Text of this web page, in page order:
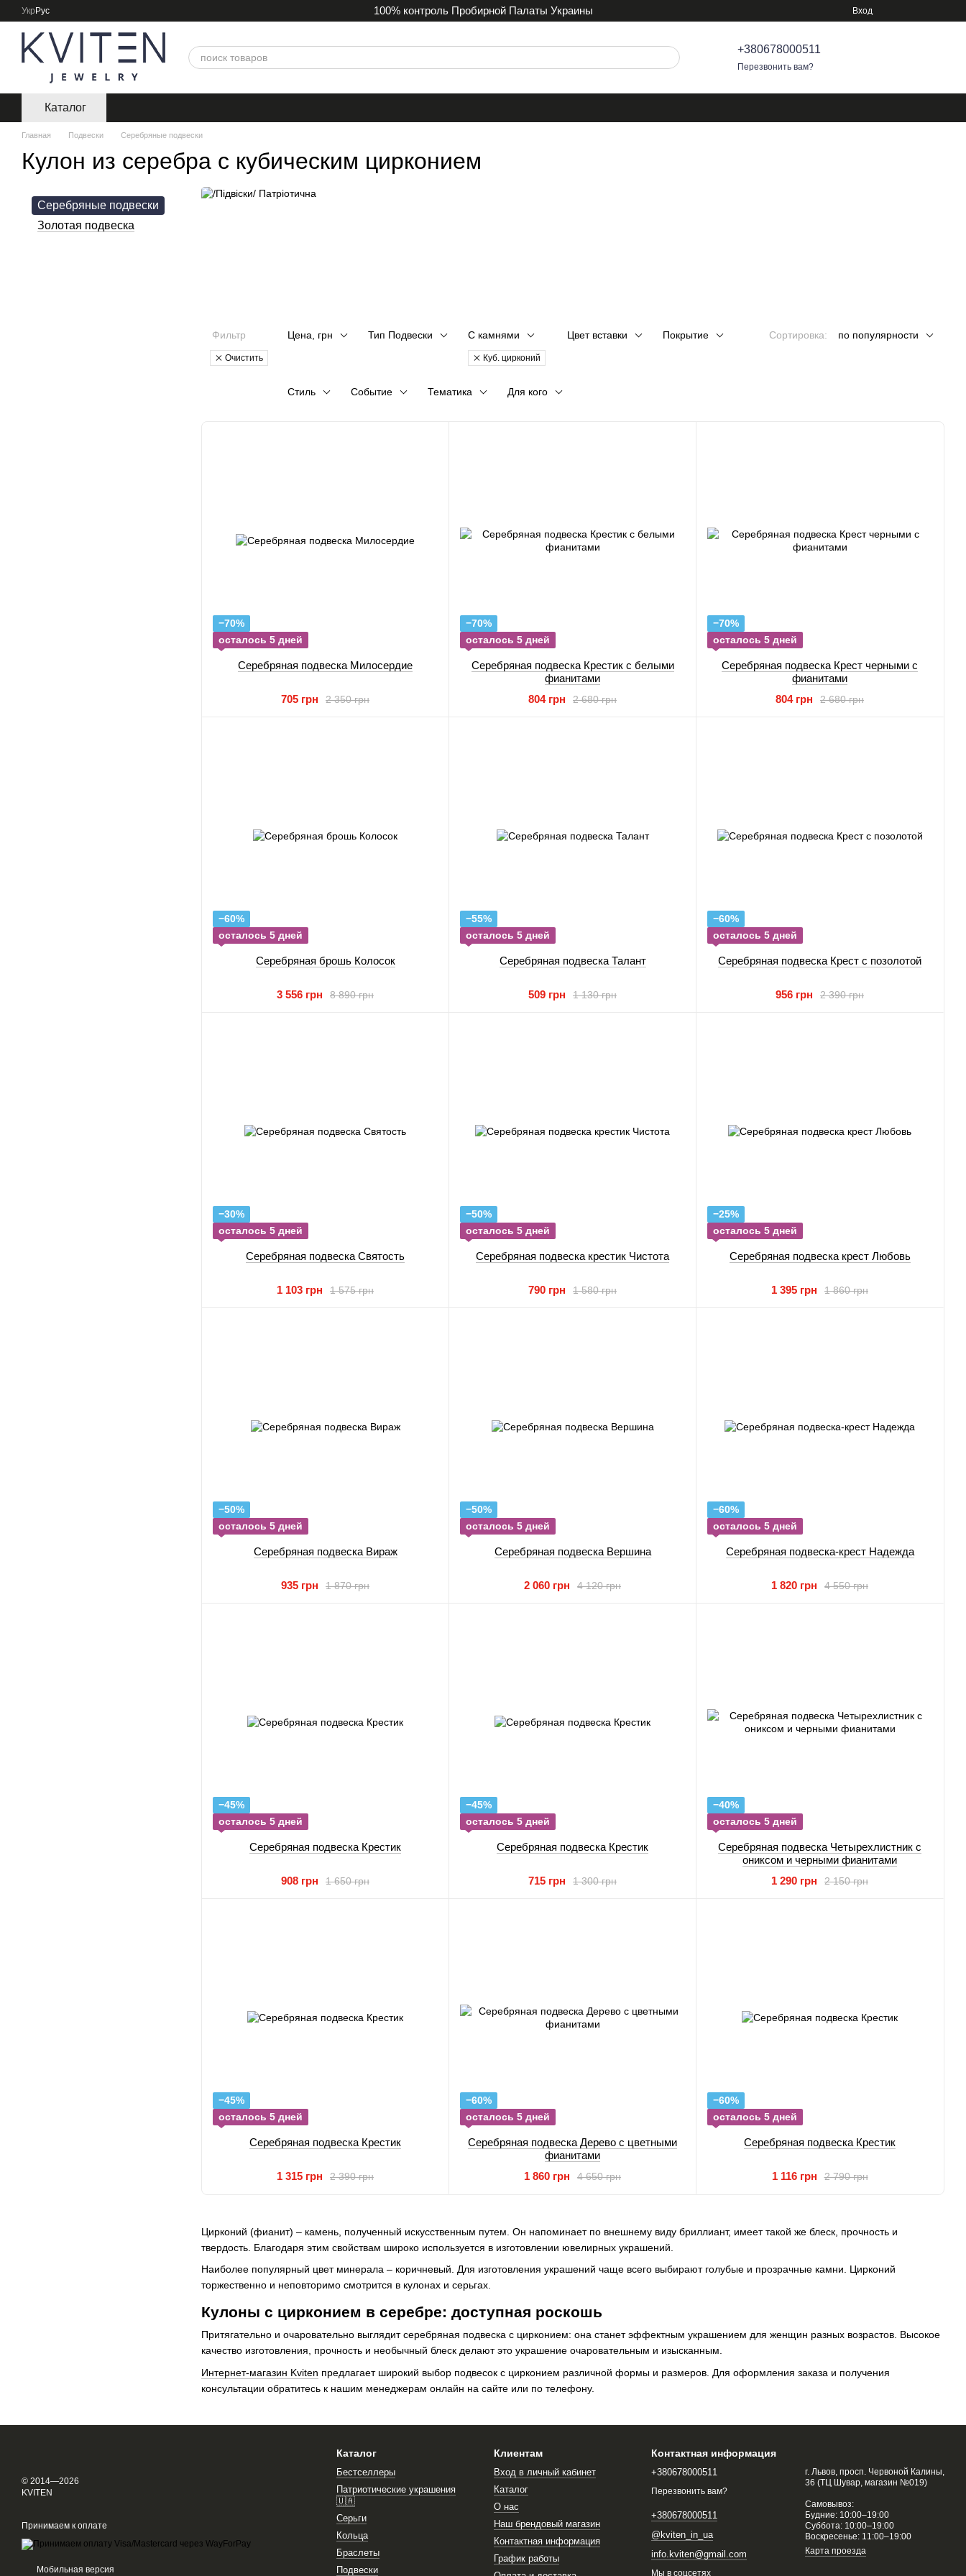
Перейти к основному контенту
Укр Рус 100% контроль Пробирной Палаты Украины Вход
+380678000511
Перезвонить вам?
Каталог
Главная Подвески Серебряные подвески
Кулон из серебра с кубическим цирконием
Фильтр
Очистить
Цена, грн Тип Подвески С камнями
Куб. цирконий
Цвет вставки Покрытие
Стиль Событие Тематика Для кого
Сортировка: по популярности
Цирконий (фианит) – камень, полученный искусственным путем. Он напоминает по внешнему виду бриллиант, имеет такой же блеск, прочность и
твердость. Благодаря этим свойствам широко используется в изготовлении ювелирных украшений.
Наиболее популярный цвет минерала – коричневый. Для изготовления украшений чаще всего выбирают голубые и прозрачные камни. Цирконий
торжественно и неповторимо смотрится в кулонах и серьгах.
Кулоны с цирконием в серебре: доступная роскошь
Притягательно и очаровательно выглядит серебряная подвеска с цирконием: она станет эффектным украшением для женщин разных возрастов. Высокое
качество изготовления, прочность и необычный блеск делают это украшение очаровательным и изысканным.
Интернет-магазин Kviten предлагает широкий выбор подвесок с цирконием различной формы и размеров. Для оформления заказа и получения
консультации обратитесь к нашим менеджерам онлайн на сайте или по телефону.
−70%
осталось 5 дней
Серебряная подвеска Милосердие
2 350 грн
705 грн
−70%
осталось 5 дней
Серебряная подвеска Крестик с белыми
фианитами
2 680 грн
804 грн
−70%
осталось 5 дней
Серебряная подвеска Крест черными с
фианитами
2 680 грн
804 грн
−60%
осталось 5 дней
Серебряная брошь Колосок
8 890 грн
3 556 грн
−55%
осталось 5 дней
Серебряная подвеска Талант
1 130 грн
509 грн
−60%
осталось 5 дней
Серебряная подвеска Крест с позолотой
2 390 грн
956 грн
−30%
осталось 5 дней
Серебряная подвеска Святость
1 575 грн
1 103 грн
−50%
осталось 5 дней
Серебряная подвеска крестик Чистота
1 580 грн
790 грн
−25%
осталось 5 дней
Серебряная подвеска крест Любовь
1 860 грн
1 395 грн
−50%
осталось 5 дней
Серебряная подвеска Вираж
1 870 грн
935 грн
−50%
осталось 5 дней
Серебряная подвеска Вершина
4 120 грн
2 060 грн
−60%
осталось 5 дней
Серебряная подвеска-крест Надежда
4 550 грн
1 820 грн
−45%
осталось 5 дней
Серебряная подвеска Крестик
1 650 грн
908 грн
−45%
осталось 5 дней
Серебряная подвеска Крестик
1 300 грн
715 грн
−40%
осталось 5 дней
Серебряная подвеска Четырехлистник с
ониксом и черными фианитами
2 150 грн
1 290 грн
−45%
осталось 5 дней
Серебряная подвеска Крестик
2 390 грн
1 315 грн
−60%
осталось 5 дней
Серебряная подвеска Дерево с цветными
фианитами
4 650 грн
1 860 грн
−60%
осталось 5 дней
Серебряная подвеска Крестик
2 790 грн
1 116 грн
Серебряные подвески
Золотая подвеска
© 2014—2026
KVITEN
Принимаем к оплате
Мобильная версия
Каталог
Бестселлеры
Патриотические украшения
🇺🇦
Серьги
Кольца
Браслеты
Подвески
Клиентам
Вход в личный кабинет
Каталог
О нас
Наш брендовый магазин
Контактная информация
График работы
Контактная информация
+380678000511
Перезвонить вам?
+380678000511
@kviten_in_ua
info.kviten@gmail.com
г. Львов, просп. Червоной Калины,
36 (ТЦ Шувар, магазин №019)
Самовывоз:
Будние: 10:00–19:00
Суббота: 10:00–19:00
Воскресенье: 11:00–19:00
Карта проезда
Мы в соцсетях